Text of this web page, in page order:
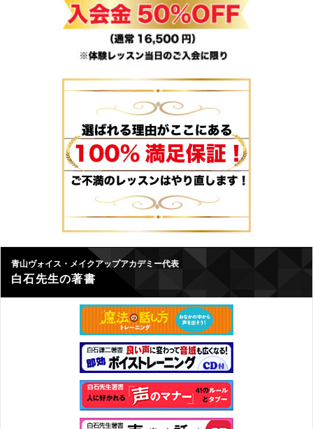
青山ヴォイス・メイクアップアカデミー代表
白石先生の著書